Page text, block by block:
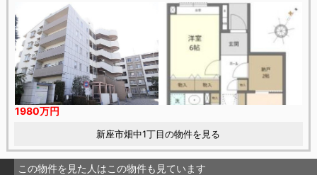
1980万円
新座市畑中1丁目の物件を見る
この物件を見た人はこの物件も見ています